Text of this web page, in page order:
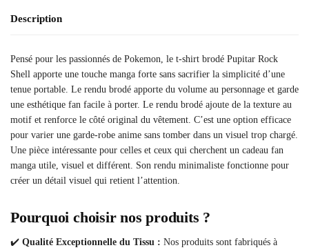
Description
Pensé pour les passionnés de Pokemon, le t-shirt brodé Pupitar Rock
Shell apporte une touche manga forte sans sacrifier la simplicité d’une
tenue portable. Le rendu brodé apporte du volume au personnage et garde
une esthétique fan facile à porter. Le rendu brodé ajoute de la texture au
motif et renforce le côté original du vêtement. C’est une option efficace
pour varier une garde-robe anime sans tomber dans un visuel trop chargé.
Une pièce intéressante pour celles et ceux qui cherchent un cadeau fan
manga utile, visuel et différent. Son rendu minimaliste fonctionne pour
créer un détail visuel qui retient l’attention.
Pourquoi choisir nos produits ?
✔️ Qualité Exceptionnelle du Tissu : Nos produits sont fabriqués à